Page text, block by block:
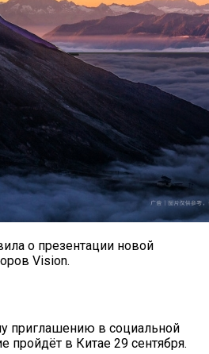
о презентации новой
Vision.
приглашению в социальной
пройдёт в Китае 29 сентября.